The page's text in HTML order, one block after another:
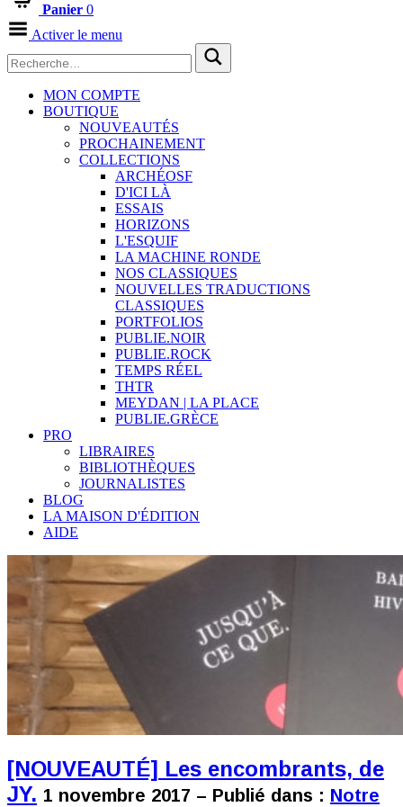
Panier 0
Activer le menu
MON COMPTE
BOUTIQUE
NOUVEAUTÉS
PROCHAINEMENT
COLLECTIONS
ARCHÉOSF
D'ICI LÀ
ESSAIS
HORIZONS
L'ESQUIF
LA MACHINE RONDE
NOS CLASSIQUES
NOUVELLES TRADUCTIONS
CLASSIQUES
PORTFOLIOS
PUBLIE.NOIR
PUBLIE.ROCK
TEMPS RÉEL
THTR
MEYDAN | LA PLACE
PUBLIE.GRÈCE
PRO
LIBRAIRES
BIBLIOTHÈQUES
JOURNALISTES
BLOG
LA MAISON D'ÉDITION
AIDE
[NOUVEAUTÉ] Les encombrants, de
JY. 1 novembre 2017 – Publié dans : Notre